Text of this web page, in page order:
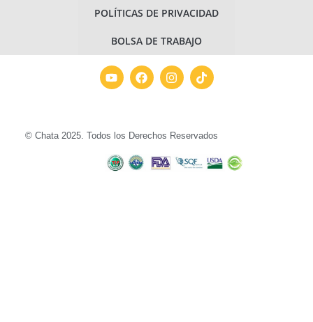
POLÍTICAS DE PRIVACIDAD
BOLSA DE TRABAJO
© Chata 2025. Todos los Derechos Reservados